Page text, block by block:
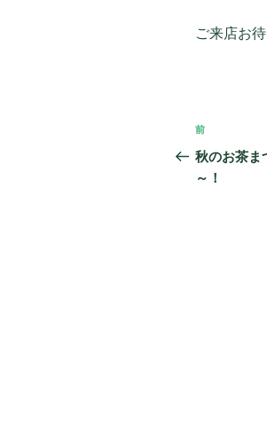
ご来店お
投
稿
ナ
過
去
の
前
秋のお茶ま
～！